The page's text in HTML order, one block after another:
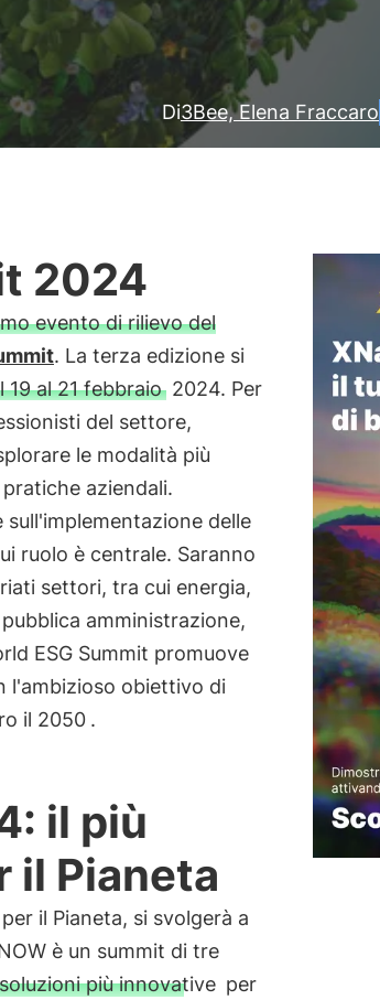
Di3Bee, Elena Fraccaro
2024
evento di rilievo del
. La terza edizione si
19 al 21 febbraio2024. Per
del settore,
le modalità più
pratiche aziendali.
delle
ruolo è centrale. Saranno
settori, tra cui energia,
amministrazione,
ESG Summit promuove
l'ambizioso obiettivo di
il 2050 .
il più
il Pianeta
il Pianeta, si svolgerà a
è un summit di tre
più innovative per